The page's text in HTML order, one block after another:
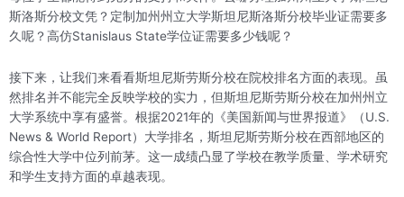
斯洛斯分校文凭？定制加州州立大学斯坦尼斯洛斯分校毕业证需要多
久呢？高仿Stanislaus State学位证需要多少钱呢？
接下来，让我们来看看斯坦尼斯劳斯分校在院校排名方面的表现。虽
然排名并不能完全反映学校的实力，但斯坦尼斯劳斯分校在加州州立
大学系统中享有盛誉。根据2021年的《美国新闻与世界报道》（U.S.
News & World Report）大学排名，斯坦尼斯劳斯分校在西部地区的
综合性大学中位列前茅。这一成绩凸显了学校在教学质量、学术研究
和学生支持方面的卓越表现。